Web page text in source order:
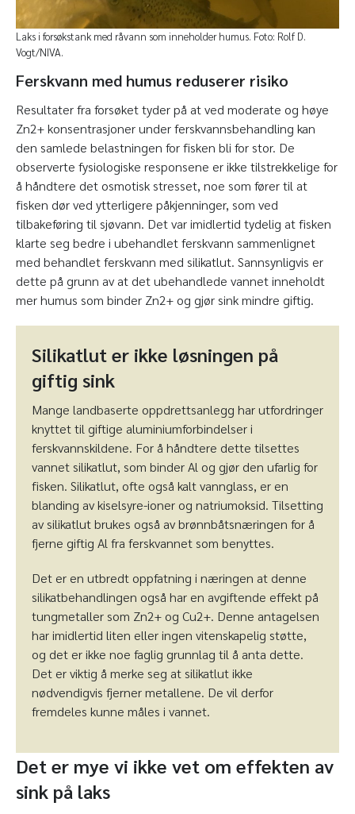
Laks i forsøkstank med råvann som inneholder humus. Foto: Rolf D.
Vogt/NIVA.
Ferskvann med humus reduserer risiko
Resultater fra forsøket tyder på at ved moderate og høye
Zn2+konsentrasjoner under ferskvannsbehandling kan
den samlede belastningen for fisken bli for stor. De
observerte fysiologiske responsene er ikke tilstrekkelige for
å håndtere det osmotisk stresset, noe som fører til at
fisken dør ved ytterligere påkjenninger, som ved
tilbakeføring til sjøvann. Det var imidlertid tydelig at fisken
klarte seg bedre i ubehandlet ferskvann sammenlignet
med behandlet ferskvann med silikatlut. Sannsynligvis er
dette på grunn av at det ubehandlede vannet inneholdt
mer humus som binder Zn2+ og gjør sink mindre giftig.
Silikatlut er ikke løsningen på
giftig sink
Mange landbaserte oppdrettsanlegg har utfordringer
knyttet til giftige aluminiumforbindelser i
ferskvannskildene. For å håndtere dette tilsettes
vannet silikatlut, som binder Al og gjør den ufarlig for
fisken. Silikatlut, ofte også kalt vannglass, er en
blanding av kiselsyre-ioner og natriumoksid. Tilsetting
av silikatlut brukes også av brønnbåtsnæringen for å
fjerne giftig Al fra ferskvannet som benyttes.
Det er en utbredt oppfatning i næringen at denne
silikatbehandlingen også har en avgiftende effekt på
tungmetaller som Zn2+ og Cu2+. Denne antagelsen
har imidlertid liten eller ingen vitenskapelig støtte,
og det er ikke noe faglig grunnlag til å anta dette.
Det er viktig å merke seg at silikatlut ikke
nødvendigvis fjerner metallene. De vil derfor
fremdeles kunne måles i vannet.
Det er mye vi ikke vet om effekten av
sink på laks